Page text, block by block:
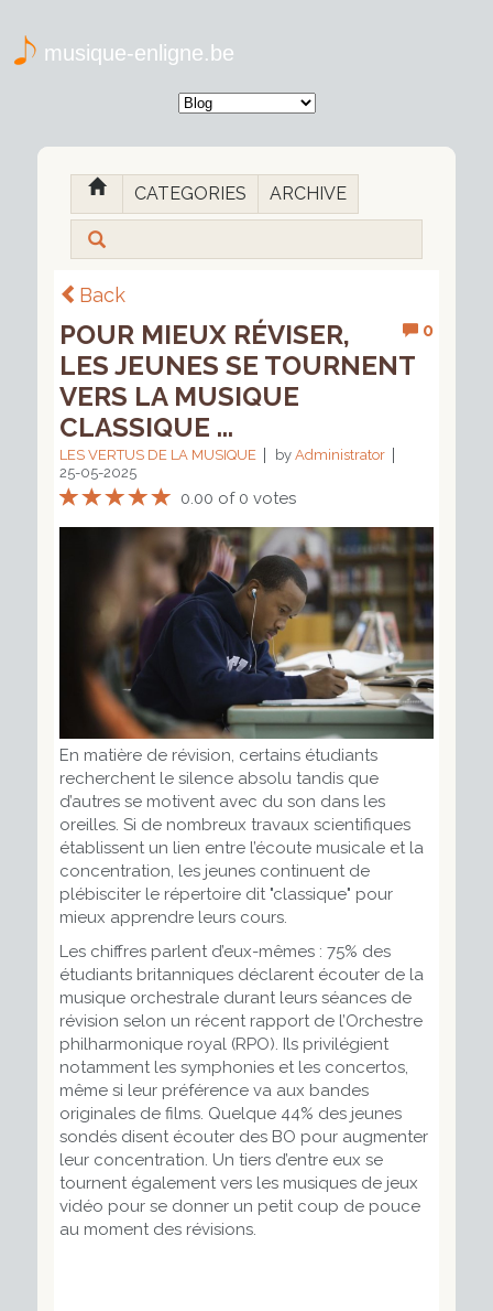
musique-enligne.be
CATEGORIES ARCHIVE
Back
0
POUR MIEUX RÉVISER,
LES JEUNES SE TOURNENT
VERS LA MUSIQUE
CLASSIQUE ...
LES VERTUS DE LA MUSIQUE by Administrator
25-05-2025
0.00 of 0 votes
En matière de révision, certains étudiants
recherchent le silence absolu tandis que
d’autres se motivent avec du son dans les
oreilles. Si de nombreux travaux scientifiques
établissent un lien entre l’écoute musicale et la
concentration, les jeunes continuent de
plébisciter le répertoire dit "classique" pour
mieux apprendre leurs cours.
Les chiffres parlent d’eux-mêmes : 75% des
étudiants britanniques déclarent écouter de la
musique orchestrale durant leurs séances de
révision selon un récent rapport de l’Orchestre
philharmonique royal (RPO). Ils privilégient
notamment les symphonies et les concertos,
même si leur préférence va aux bandes
originales de films. Quelque 44% des jeunes
sondés disent écouter des BO pour augmenter
leur concentration. Un tiers d’entre eux se
tournent également vers les musiques de jeux
vidéo pour se donner un petit coup de pouce
au moment des révisions.